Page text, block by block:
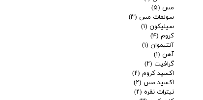
مس (۵)
سولفات مس (۳)
سیلیکون (۱)
کروم (۴)
آنتیموان (۱)
آهن (۱)
گرافیت (۲)
اکسید کروم (۲)
اکسید مس (۲)
نیترات نقره (۲)